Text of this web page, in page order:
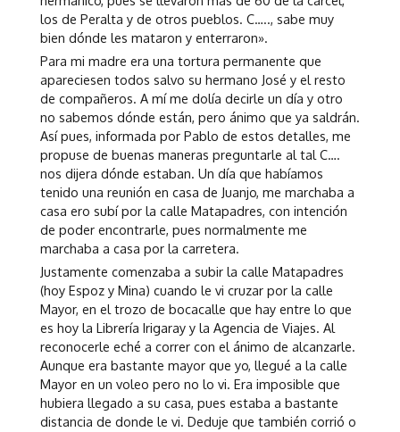
los de Peralta y de otros pueblos. C….., sabe muy
bien dónde les mataron y enterraron».
Para mi madre era una tortura permanente que
apareciesen todos salvo su hermano José y el resto
de compañeros. A mí me dolía decirle un día y otro
no sabemos dónde están, pero ánimo que ya saldrán.
Así pues, informada por Pablo de estos detalles, me
propuse de buenas maneras preguntarle al tal C….
nos dijera dónde estaban. Un día que habíamos
tenido una reunión en casa de Juanjo, me marchaba a
casa ero subí por la calle Matapadres, con intención
de poder encontrarle, pues normalmente me
marchaba a casa por la carretera.
Justamente comenzaba a subir la calle Matapadres
(hoy Espoz y Mina) cuando le vi cruzar por la calle
Mayor, en el trozo de bocacalle que hay entre lo que
es hoy la Librería Irigaray y la Agencia de Viajes. Al
reconocerle eché a correr con el ánimo de alcanzarle.
Aunque era bastante mayor que yo, llegué a la calle
Mayor en un voleo pero no lo vi. Era imposible que
hubiera llegado a su casa, pues estaba a bastante
distancia de donde le vi. Deduje que también corrió o